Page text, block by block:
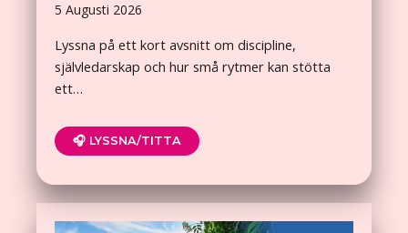
5 Augusti 2026
Lyssna på ett kort avsnitt om discipline,
självledarskap och hur små rytmer kan stötta
ett…
🎧 LYSSNA/TITTA